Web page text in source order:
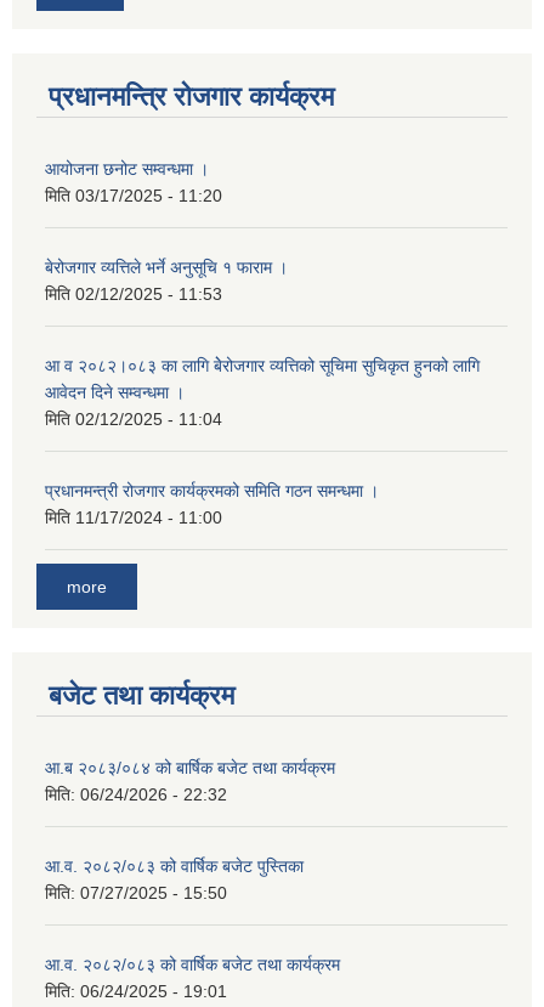
प्रधानमन्त्रि रोजगार कार्यक्रम
आयोजना छनोट सम्वन्धमा ।
मिति 03/17/2025 - 11:20
बेरोजगार व्यत्तिले भर्ने अनुसूचि १ फाराम ।
मिति 02/12/2025 - 11:53
आ व २०८२।०८३ का लागि बेेरोजगार व्यत्तिको सूचिमा सुचिकृत हुनको लागि
आवेदन दिने सम्वन्धमा ।
मिति 02/12/2025 - 11:04
प्रधानमन्त्री रोजगार कार्यक्रमको समिति गठन समन्धमा ।
मिति 11/17/2024 - 11:00
more
बजेट तथा कार्यक्रम
आ.ब २०८३/०८४ को बार्षिक बजेट तथा कार्यक्रम
मिति: 06/24/2026 - 22:32
आ.व. २०८२/०८३ को वार्षिक बजेट पुस्तिका
मिति: 07/27/2025 - 15:50
आ.व. २०८२/०८३ को वार्षिक बजेट तथा कार्यक्रम
मिति: 06/24/2025 - 19:01